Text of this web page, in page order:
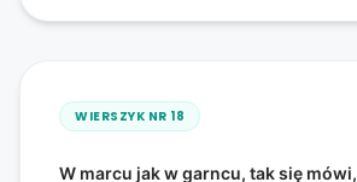
WIERSZYK NR 18
W marcu jak w garncu, tak się mówi,